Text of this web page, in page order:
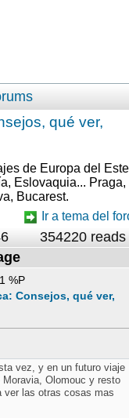
qué ver,
de Europa del
Eslovaquia... Praga,
Bucarest.
Ir a tema del
354220 reads
%P
Consejos, qué ver,
vez, y en un futuro viaje
Olomouc y resto
ver las otras cosas mas